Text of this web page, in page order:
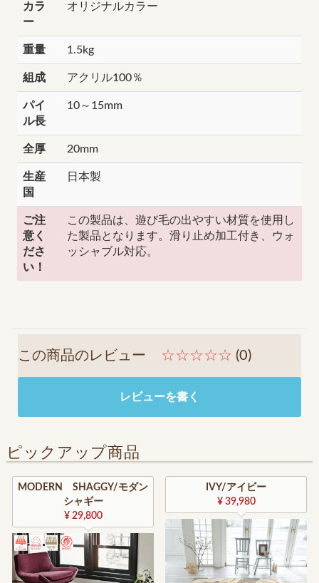
カラ
ー
オリジナルカラー
重量 1.5kg
組成 アクリル100％
パイ
ル長
10～15mm
全厚 20mm
生産
国
日本製
ご注
意く
ださ
い！
この製品は、遊び毛の出やすい材質を使用し
た製品となります。滑り止め加工付き、ウォ
ッシャブル対応。
この商品のレビュー ☆☆☆☆☆ (0)
レビューを書く
ピックアップ商品
MODERN SHAGGY/モダン
シャギー
¥ 29,800
IVY/アイビー
¥ 39,980